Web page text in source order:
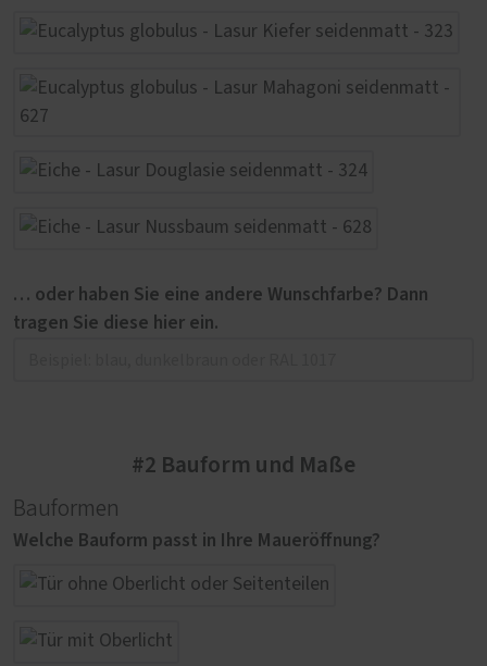
… oder haben Sie eine andere Wunschfarbe? Dann
tragen Sie diese hier ein.
#2 Bauform und Maße
Bauformen
Welche Bauform passt in Ihre Maueröffnung?